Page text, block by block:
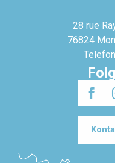
28 rue
76824